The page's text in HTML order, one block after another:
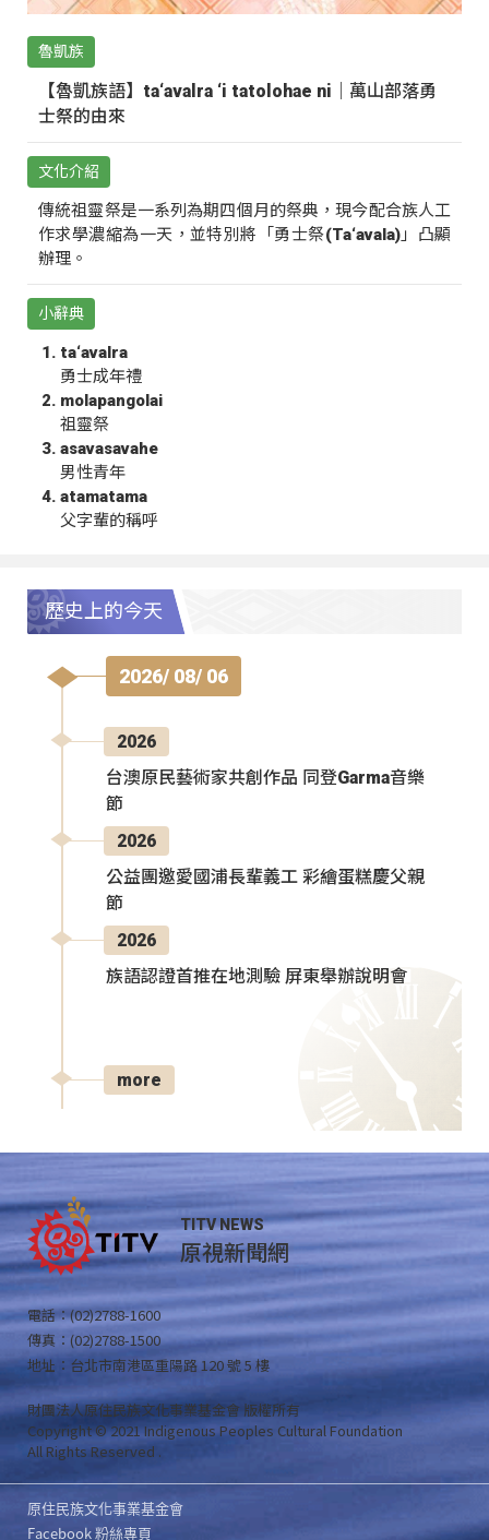
魯凱族
【魯凱族語】ta‘avalra ‘i tatolohae ni｜萬山部落勇
士祭的由來
文化介紹
傳統祖靈祭是一系列為期四個月的祭典，現今配合族人工
作求學濃縮為一天，並特別將「勇士祭(Ta‘avala)」凸顯
辦理。
小辭典
ta‘avalra
勇士成年禮
molapangolai
祖靈祭
asavasavahe
男性青年
atamatama
父字輩的稱呼
歷史上的今天
2026/ 08/ 06
2026
台澳原民藝術家共創作品 同登Garma音樂
節
2026
公益團邀愛國浦長輩義工 彩繪蛋糕慶父親
節
2026
族語認證首推在地測驗 屏東舉辦說明會
more
TITV NEWS
原視新聞網
電話：(02)2788-1600
傳真：(02)2788-1500
地址：台北市南港區重陽路 120 號 5 樓
財團法人原住民族文化事業基金會 版權所有
Copyright © 2021 Indigenous Peoples Cultural Foundation
All Rights Reserved .
原住民族文化事業基金會
Facebook 粉絲專頁